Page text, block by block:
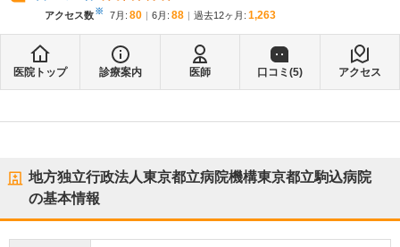
アクセス数※ 7月 : 80 6月 : 88 過去12ヶ月: 1,263
医院トップ 診療案内 医師 口コミ(5) アクセス
地方独立行政法人東京都立病院機構東京都立駒込病院
の基本情報